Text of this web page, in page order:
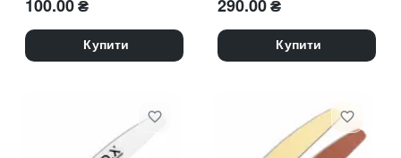
ока"
100.00₴
Купити
дизайну
290.00₴
Купити